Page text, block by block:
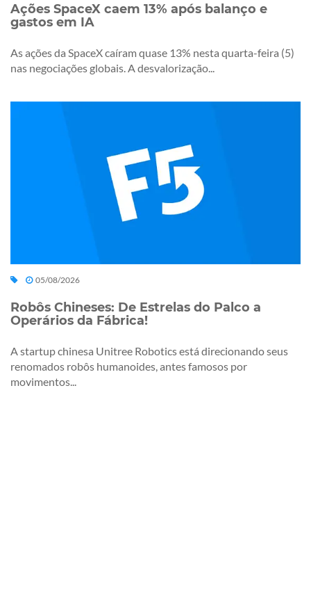
Ações SpaceX caem 13% após balanço e
gastos em IA
As ações da SpaceX caíram quase 13% nesta quarta-feira (5)
nas negociações globais. A desvalorização...
05/08/2026
Robôs Chineses: De Estrelas do Palco a
Operários da Fábrica!
A startup chinesa Unitree Robotics está direcionando seus
renomados robôs humanoides, antes famosos por
movimentos...